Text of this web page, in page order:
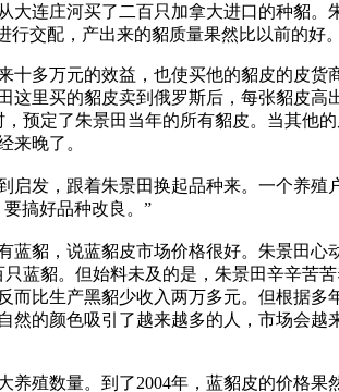
大连庄河买了二百只加拿大进口的种貂。
交配，产出来的貂质量果然比以前的好。
多万元的效益，也使买他的貂皮的皮货
这里买的貂皮卖到俄罗斯后，每张貂皮高
预定了朱景田当年的所有貂皮。当其他
来晚了。
发，跟着朱景田换起品种来。一个养殖
搞好品种改良。”
貂，说蓝貂皮市场价格很好。朱景田心
蓝貂。但始料未及的是，朱景田辛辛苦苦
而比生产黑貂少收入两万多元。但根据多
然的颜色吸引了越来越多的人，市场会越
殖数量。到了2004年，蓝貂皮的价格果